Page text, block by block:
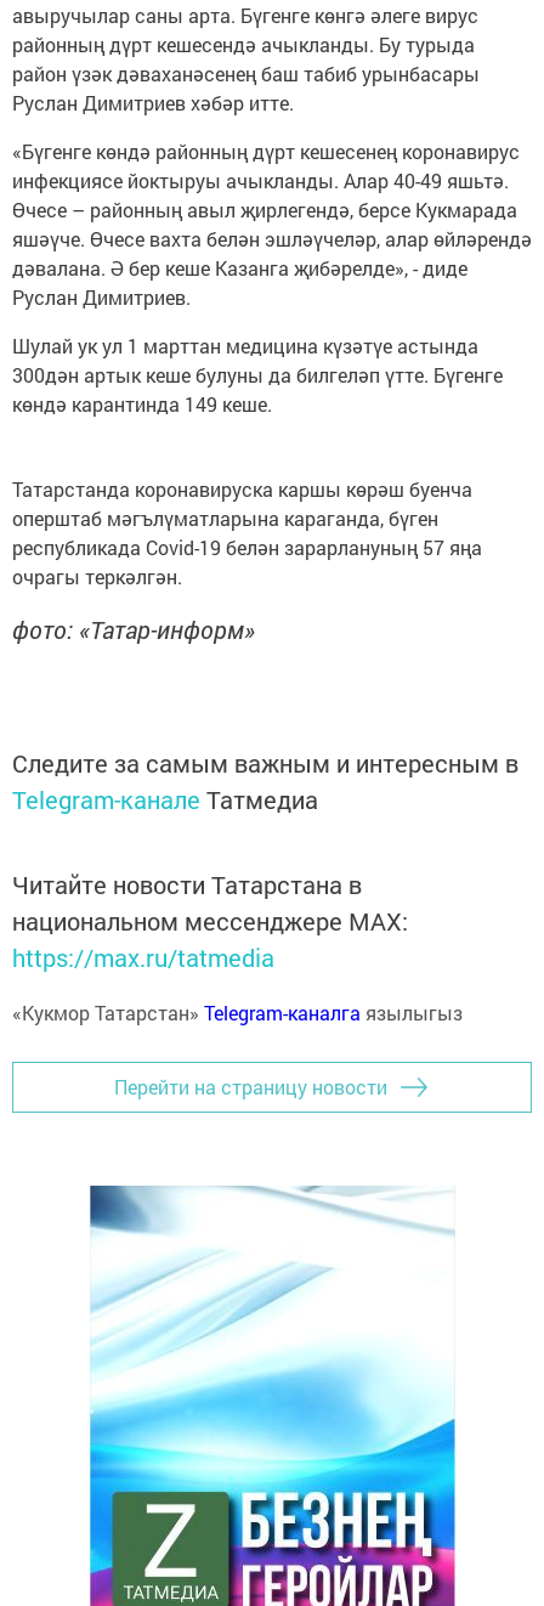
авыручылар саны арта. Бүгенге көнгә әлеге вирус
районның дүрт кешесендә ачыкланды. Бу турыда
район үзәк дәваханәсенең баш табиб урынбасары
Руслан Димитриев хәбәр итте.
«Бүгенге көндә районның дүрт кешесенең коронавирус
инфекциясе йоктыруы ачыкланды. Алар 40-49 яшьтә.
Өчесе – районның авыл җирлегендә, берсе Кукмарада
яшәүче. Өчесе вахта белән эшләүчеләр, алар өйләрендә
дәвалана. Ә бер кеше Казанга җибәрелде», - диде
Руслан Димитриев.
Шулай ук ул 1 марттан медицина күзәтүе астында
300дән артык кеше булуны да билгеләп үтте. Бүгенге
көндә карантинда 149 кеше.
Татарстанда коронавируска каршы көрәш буенча
оперштаб мәгълүматларына караганда, бүген
республикада Covid-19 белән зарарлануның 57 яңа
очрагы теркәлгән.
фото: «Татар-информ»
Следите за самым важным и интересным в
Telegram-канале Татмедиа
Читайте новости Татарстана в
национальном мессенджере MАХ:
https://max.ru/tatmedia
«Кукмор Татарстан» Telegram-каналга язылыгыз
Перейти на страницу новости